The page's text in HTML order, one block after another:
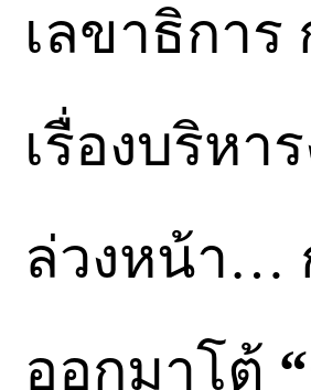
เลขาธิกา
เรื่องบริหา
ล่วงหน้า…
ออกมาโต้